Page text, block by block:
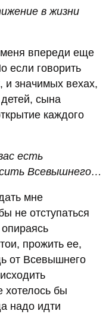
в жизни
впереди еще
если говорить
и значимых вехах,
сына
каждого
есть
Всевышнего…
мне
не отступаться
прожить ее,
от Всевышнего
хотелось бы
надо идти